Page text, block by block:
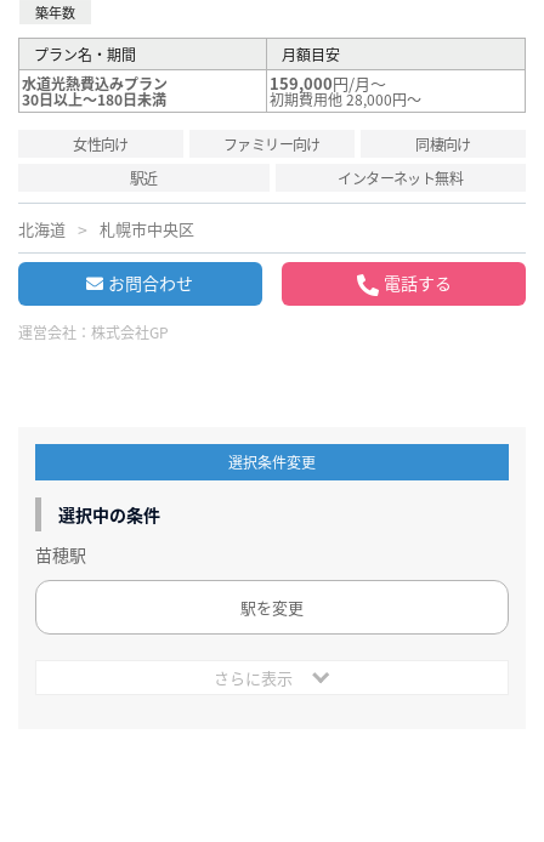
築年数
プラン名・期間
月額目安
水道光熱費込みプラン
30日以上～180日未満
159,000円/月～
初期費用他 28,000円～
女性向け ファミリー向け
同棲向け
駅近
インターネット無料
北海道 札幌市中央区
お問合わせ 電話する
運営会社： 株式会社GP
選択条件変更
選択中の条件
苗穂駅
駅を変更
さらに表示